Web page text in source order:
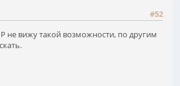
#52
вижу такой возможности, по другим